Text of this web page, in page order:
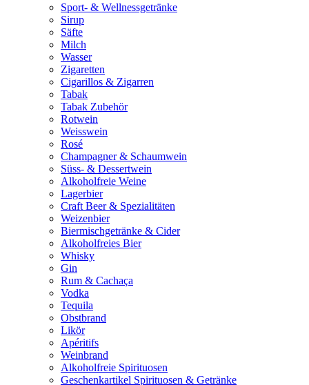
Sport- & Wellnessgetränke
Sirup
Säfte
Milch
Wasser
Zigaretten
Cigarillos & Zigarren
Tabak
Tabak Zubehör
Rotwein
Weisswein
Rosé
Champagner & Schaumwein
Süss- & Dessertwein
Alkoholfreie Weine
Lagerbier
Craft Beer & Spezialitäten
Weizenbier
Biermischgetränke & Cider
Alkoholfreies Bier
Whisky
Gin
Rum & Cachaça
Vodka
Tequila
Obstbrand
Likör
Apéritifs
Weinbrand
Alkoholfreie Spirituosen
Geschenkartikel Spirituosen & Getränke